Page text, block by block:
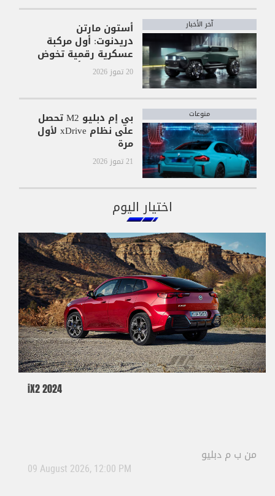
آخر الأخبار أستون مارتن
دريدنوت: أول مركبة
عسكرية رقمية تخوض
معارك كول أوف
ديوتي
20 تموز 2026
منوعات بي إم دبليو M2 تحصل
على نظام xDrive لأول
مرة
21 تموز 2026
اختيار اليوم
2024 iX2
من ب م دبليو
09 August 2026, 12:00 PM